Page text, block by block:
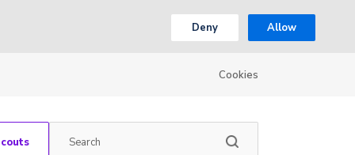
Deny Allow
Cookies